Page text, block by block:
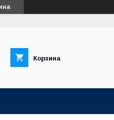
Корзина